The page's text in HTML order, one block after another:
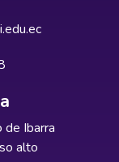
de Ibarra
alto